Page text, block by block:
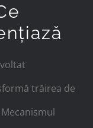
trăirea de